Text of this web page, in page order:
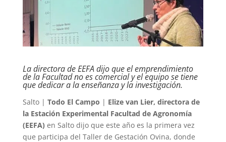
La directora de EEFA dijo que el emprendimiento
de la Facultad no es comercial y el equipo se tiene
que dedicar a la enseñanza y la investigación.
Salto | Todo El Campo | Elize van Lier, directora de
la Estación Experimental Facultad de Agronomía
(EEFA) en Salto dijo que este año es la primera vez
que participa del Taller de Gestación Ovina, donde